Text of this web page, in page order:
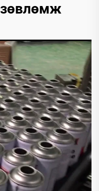
зөвлөмж